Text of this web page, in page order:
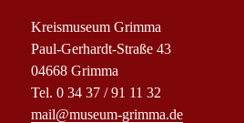
Kreismuseum Grimma
Paul-Gerhardt-Straße 43
04668 Grimma
Tel. 0 34 37 / 91 11 32
mail@museum-grimma.de